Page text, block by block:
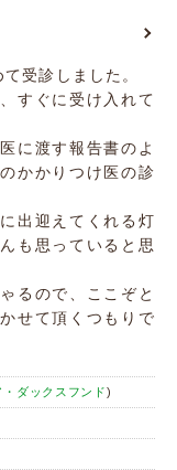
受診しました。
すぐに受け入れて
に渡す報告書のよ
かかりつけ医の診
出迎えてくれる灯
も思っていると思
るので、ここぞと
せて頂くつもりで
・ダックスフンド)